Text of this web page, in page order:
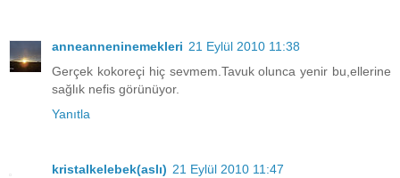
anneanneninemekleri 21 Eylül 2010 11:38
Gerçek kokoreçi hiç sevmem.Tavuk olunca yenir bu,ellerine
sağlık nefis görünüyor.
Yanıtla
kristalkelebek(aslı) 21 Eylül 2010 11:47